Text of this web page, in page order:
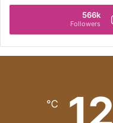
566k
Followers
12
℃